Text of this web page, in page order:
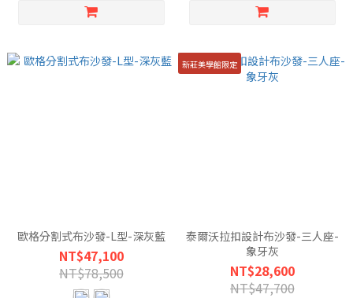
歐格分割式布沙發-L型-深灰藍
NT$47,100
NT$78,500
新莊美學館限定
泰爾沃拉扣設計布沙發-三人座-
象牙灰
NT$28,600
NT$47,700